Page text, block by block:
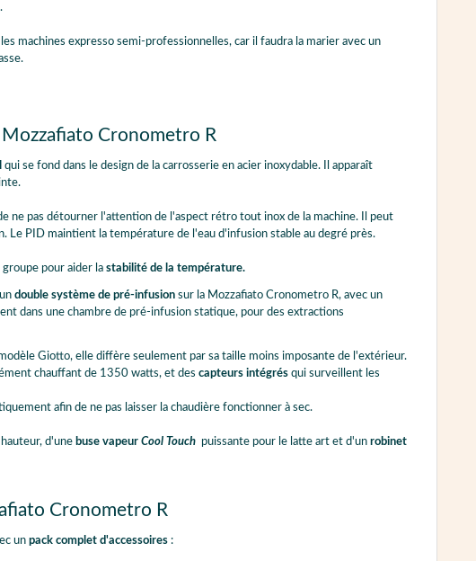
.
machines expresso semi-professionnelles, car il faudra la marier avec un
Mozzafiato Cronometro R
qui se fond dans le design de la carrosserie en acier inoxydable. Il apparaît
ne pas détourner l'attention de l'aspect rétro tout inox de la machine. Il peut
PID maintient la température de l'eau d'infusion stable au degré près.
pour aider la stabilité de la température.
double système de pré-infusionsur la Mozzafiato Cronometro R, avec un
dans une chambre de pré-infusion statique, pour des extractions
Giotto, elle diffère seulement par sa taille moins imposante de l'extérieur.
chauffant de 1350 watts, et des capteurs intégrésqui surveillent les
afin de ne pas laisser la chaudière fonctionner à sec.
d'unebuse vapeur Cool Touch puissante pour le latte art et d'un robinet
Cronometro R
un pack complet d'accessoires: